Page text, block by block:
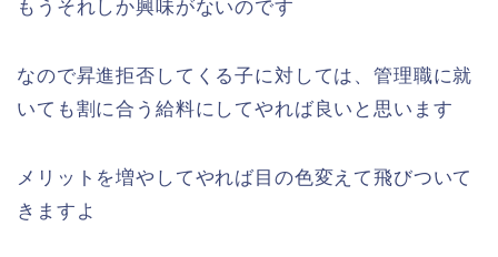
もうそれしか興味がないのです
なので昇進拒否してくる子に対しては、管理職に就
いても割に合う給料にしてやれば良いと思います
メリットを増やしてやれば目の色変えて飛びついて
きますよ